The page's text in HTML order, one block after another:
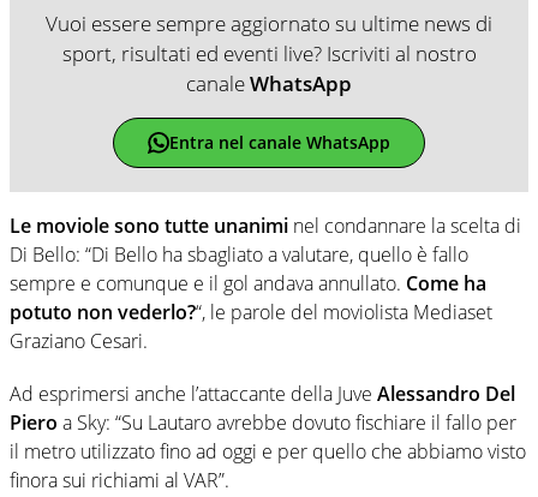
Vuoi essere sempre aggiornato su ultime news di
sport, risultati ed eventi live? Iscriviti al nostro
canaleWhatsApp
Entra nel canale WhatsApp
Le moviole sono tutte unanimi nel condannare la scelta di
Di Bello: “Di Bello ha sbagliato a valutare, quello è fallo
sempre e comunque e il gol andava annullato. Come ha
potuto non vederlo?“, le parole del moviolista Mediaset
Graziano Cesari.
Ad esprimersi anche l’attaccante della Juve Alessandro Del
Piero a Sky: “Su Lautaro avrebbe dovuto fischiare il fallo per
il metro utilizzato fino ad oggi e per quello che abbiamo visto
finora sui richiami al VAR”.